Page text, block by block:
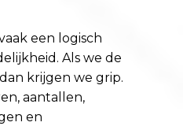
een logisch
Als we de
krijgen we grip.
aantallen,
en